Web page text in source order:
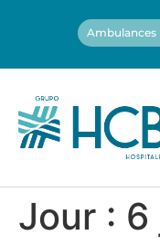
Ambulances
Jour : 6